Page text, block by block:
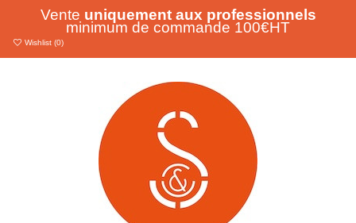
Vente uniquement aux professionnels
minimum de commande 100€HT
Wishlist (0)